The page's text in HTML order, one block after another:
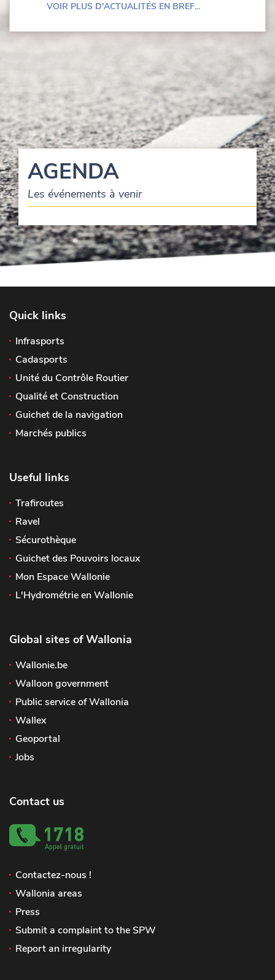
VOIR PLUS D'ACTUALITÉS EN BREF...
AGENDA
Les événements à venir
Quick links
Infrasports
Cadasports
Unité du Contrôle Routier
Qualité et Construction
Guichet de la navigation
Marchés publics
Useful links
Trafiroutes
Ravel
Sécurothèque
Guichet des Pouvoirs locaux
Mon Espace Wallonie
L'Hydrométrie en Wallonie
Global sites of Wallonia
Wallonie.be
Walloon government
Public service of Wallonia
Wallex
Geoportal
Jobs
Contact us
Contactez-nous !
Wallonia areas
Press
Submit a complaint to the SPW
Report an irregularity